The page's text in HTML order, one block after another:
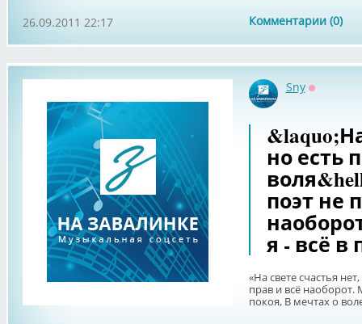
Комментарии (0)
26.09.2011 22:17
Sny
но есть
поэт не
я - всё в
«На свете счастья
прав и всё наоборот.
покоя, В мечтах о